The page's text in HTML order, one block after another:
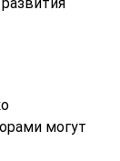
могут